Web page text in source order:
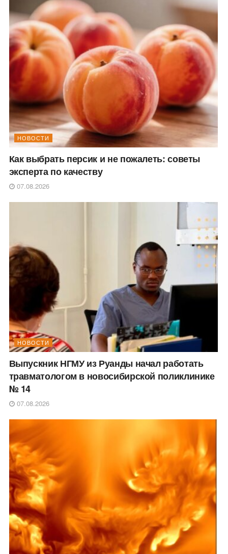
НОВОСТИ
Как выбрать персик и не пожалеть: советы
эксперта по качеству
07.08.2026
НОВОСТИ
Выпускник НГМУ из Руанды начал работать
травматологом в новосибирской поликлинике
№ 14
07.08.2026